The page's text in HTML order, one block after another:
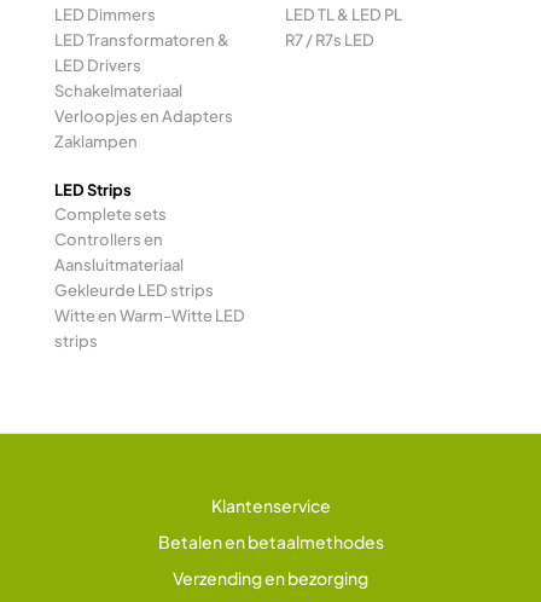
LED Dimmers
LED Transformatoren &
LED Drivers
Schakelmateriaal
Verloopjes en Adapters
Zaklampen
LED TL & LED PL
R7 / R7s LED
LED Strips
Complete sets
Controllers en
Aansluitmateriaal
Gekleurde LED strips
Witte en Warm-Witte LED
strips
Klantenservice
Betalen en betaalmethodes
Verzending en bezorging